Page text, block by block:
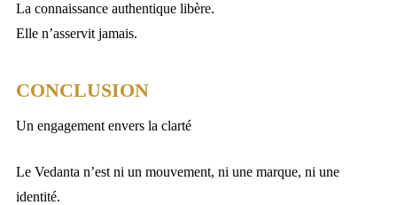
La connaissance authentique libère.
Elle n’asservit jamais.
CONCLUSION
Un engagement envers la clarté
Le Vedanta n’est ni un mouvement, ni une marque, ni une
identité.